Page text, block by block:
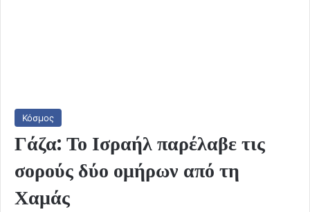
Κόσμος
Γάζα: Το Ισραήλ παρέλαβε τις
σορούς δύο ομήρων από τη
Χαμάς